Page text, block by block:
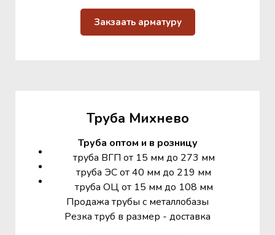
Закзаать арматуру
Труба Михнево
Труба оптом и в розницу
труба ВГП от 15 мм до 273 мм
труба ЭС от 40 мм до 219 мм
труба ОЦ от 15 мм до 108 мм
Продажа трубы с металлобазы
Резка труб в размер - доставка